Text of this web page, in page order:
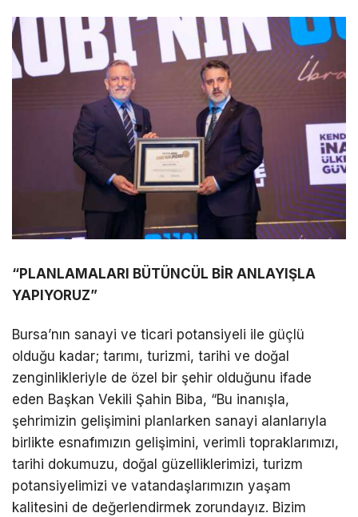
“PLANLAMALARI BÜTÜNCÜL BİR ANLAYIŞLA
YAPIYORUZ”
Bursa’nın sanayi ve ticari potansiyeli ile güçlü
olduğu kadar; tarımı, turizmi, tarihi ve doğal
zenginlikleriyle de özel bir şehir olduğunu ifade
eden Başkan Vekili Şahin Biba, “Bu inanışla,
şehrimizin gelişimini planlarken sanayi alanlarıyla
birlikte esnafımızın gelişimini, verimli topraklarımızı,
tarihi dokumuzu, doğal güzelliklerimizi, turizm
potansiyelimizi ve vatandaşlarımızın yaşam
kalitesini de değerlendirmek zorundayız. Bizim